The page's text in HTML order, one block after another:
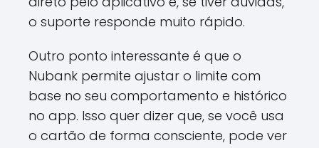
o suporte responde muito rápido.
Outro ponto interessante é que o
Nubank permite ajustar o limite com
base no seu comportamento e histórico
no app. Isso quer dizer que, se você usa
o cartão de forma consciente, pode ver